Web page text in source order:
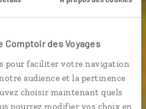
Comptoir des Voyages
pour faciliter votre navigation
audience et la pertinence
choisir maintenant quels
pourrez modifier vos choix en
et Rodrigues, entre
et plages.